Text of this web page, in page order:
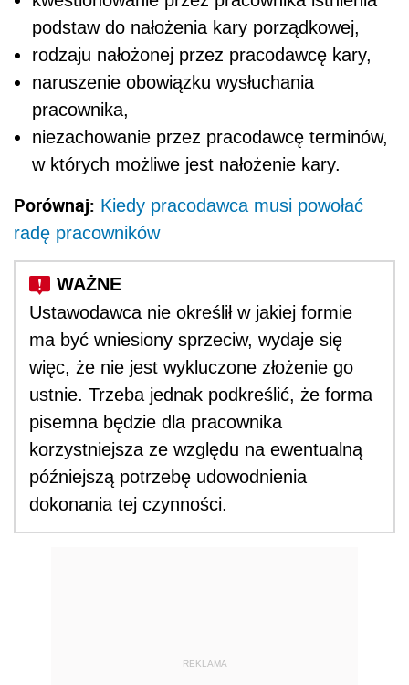
podstaw do nałożenia kary porządkowej,
rodzaju nałożonej przez pracodawcę kary,
naruszenie obowiązku wysłuchania
pracownika,
niezachowanie przez pracodawcę terminów,
w których możliwe jest nałożenie kary.
Porównaj: Kiedy pracodawca musi powołać
radę pracowników
Ustawodawca nie określił w jakiej formie
ma być wniesiony sprzeciw, wydaje się
więc, że nie jest wykluczone złożenie go
ustnie. Trzeba jednak podkreślić, że forma
pisemna będzie dla pracownika
korzystniejsza ze względu na ewentualną
późniejszą potrzebę udowodnienia
dokonania tej czynności.
REKLAMA